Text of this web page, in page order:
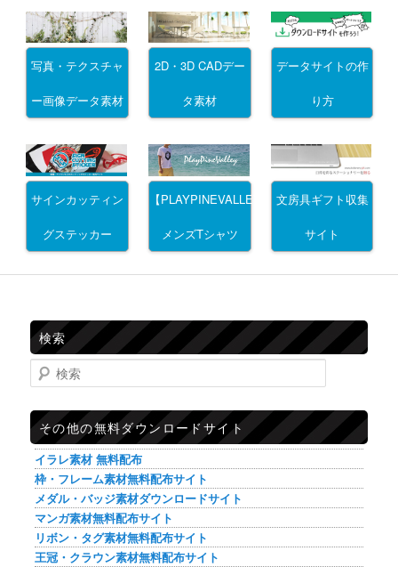
写真・テクスチャ
ー画像データ素材
2D・3D CADデー
タ素材
データサイトの作
り方
サインカッティン
グステッカー
【PLAYPINEVALLEY】
メンズTシャツ
文房具ギフト収集
サイト
検索
検索
その他の無料ダウンロードサイト
イラレ素材 無料配布
枠・フレーム素材無料配布サイト
メダル・バッジ素材ダウンロードサイト
マンガ素材無料配布サイト
リボン・タグ素材無料配布サイト
王冠・クラウン素材無料配布サイト